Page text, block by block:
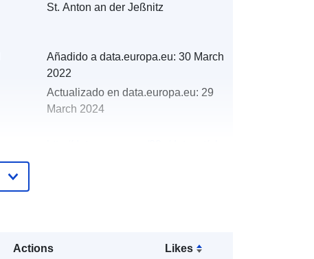
Actions Likes
St. Anton an der Jeßnitz
Añadido a data.europa.eu: 30 March
2022
Actualizado en data.europa.eu: 29
March 2024